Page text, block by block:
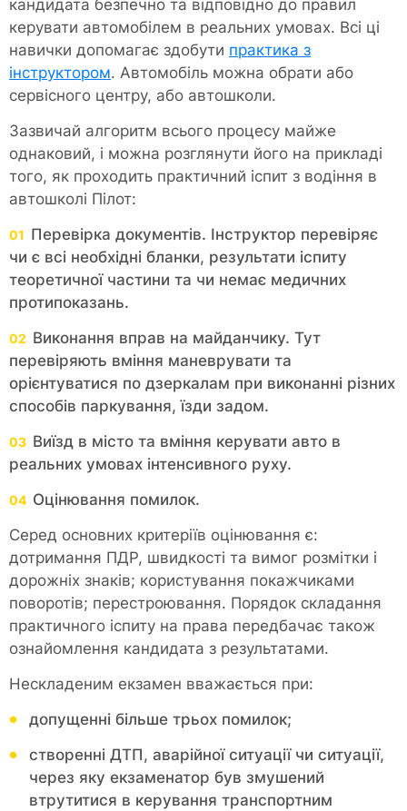
кандидата безпечно та відповідно до правил
керувати автомобілем в реальних умовах. Всі ці
навички допомагає здобути практика з
інструктором. Автомобіль можна обрати або
сервісного центру, або автошколи.
Зазвичай алгоритм всього процесу майже
однаковий, і можна розглянути його на прикладі
того, як проходить практичний іспит з водіння в
автошколі Пілот:
Перевірка документів. Інструктор перевіряє
чи є всі необхідні бланки, результати іспиту
теоретичної частини та чи немає медичних
протипоказань.
Виконання вправ на майданчику. Тут
перевіряють вміння маневрувати та
орієнтуватися по дзеркалам при виконанні різних
способів паркування, їзди задом.
Виїзд в місто та вміння керувати авто в
реальних умовах інтенсивного руху.
Оцінювання помилок.
Серед основних критеріїв оцінювання є:
дотримання ПДР, швидкості та вимог розмітки і
дорожніх знаків; користування покажчиками
поворотів; перестроювання. Порядок складання
практичного іспиту на права передбачає також
ознайомлення кандидата з результатами.
Нескладеним екзамен вважається при:
допущенні більше трьох помилок;
створенні ДТП, аварійної ситуації чи ситуації,
через яку екзаменатор був змушений
втрутитися в керування транспортним